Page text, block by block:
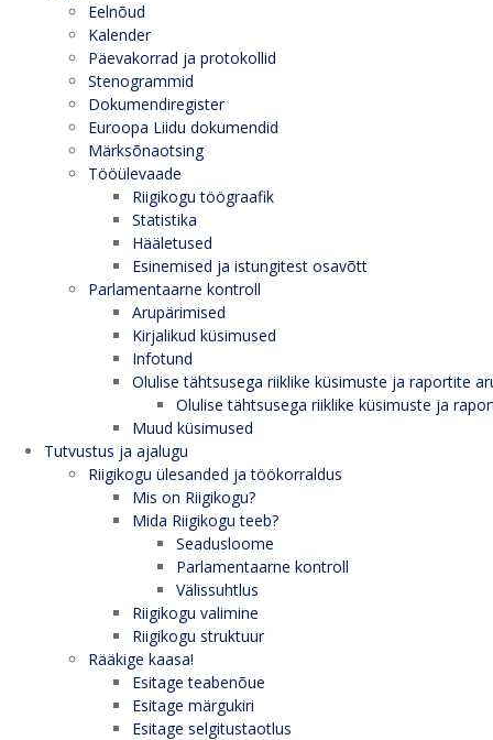
Eelnõud
Kalender
Päevakorrad ja protokollid
Stenogrammid
Dokumendiregister
Euroopa Liidu dokumendid
Märksõnaotsing
Tööülevaade
Riigikogu töögraafik
Statistika
Hääletused
Esinemised ja istungitest osavõtt
Parlamentaarne kontroll
Arupärimised
Kirjalikud küsimused
Infotund
Olulise tähtsusega riiklike küsimuste ja raportite
Olulise tähtsusega riiklike küsimuste ja
Muud küsimused
Tutvustus ja ajalugu
Riigikogu ülesanded ja töökorraldus
Mis on Riigikogu?
Mida Riigikogu teeb?
Seadusloome
Parlamentaarne kontroll
Välissuhtlus
Riigikogu valimine
Riigikogu struktuur
Rääkige kaasa!
Esitage teabenõue
Esitage märgukiri
Esitage selgitustaotlus